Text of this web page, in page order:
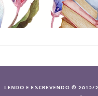
LENDO E ESCREVENDO © 2012/